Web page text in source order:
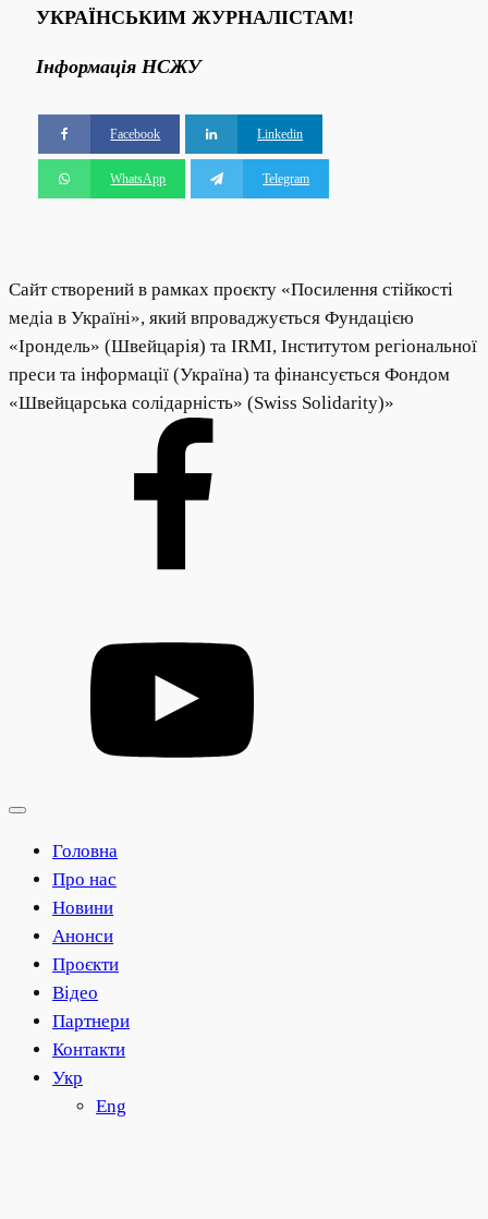
УКРАЇНСЬКИМ ЖУРНАЛІСТАМ!
Інформація НСЖУ
Facebook Linkedin
WhatsApp Telegram
Сайт створений в рамках проєкту «Посилення стійкості
медіа в Україні», який впроваджується Фундацією
«Ірондель» (Швейцарія) та IRMI, Інститутом регіональної
преси та інформації (Україна) та фінансується Фондом
«Швейцарська солідарність» (Swiss Solidarity)»
Головна
Про нас
Новини
Анонси
Проєкти
Відео
Партнери
Контакти
Укр
Eng